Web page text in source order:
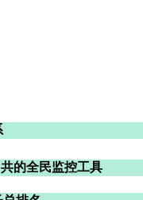
的全民监控工具